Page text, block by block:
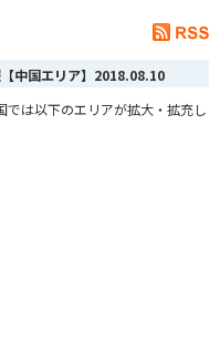
中国エリア】 2018.08.10
は以下のエリアが拡大・拡充し